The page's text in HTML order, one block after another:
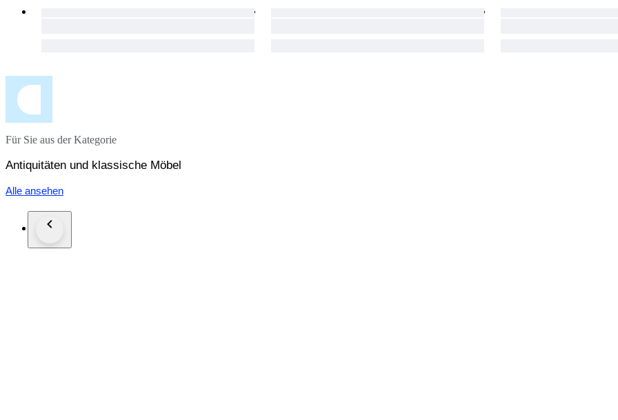
Für Sie aus der Kategorie
Antiquitäten und klassische Möbel
Alle ansehen